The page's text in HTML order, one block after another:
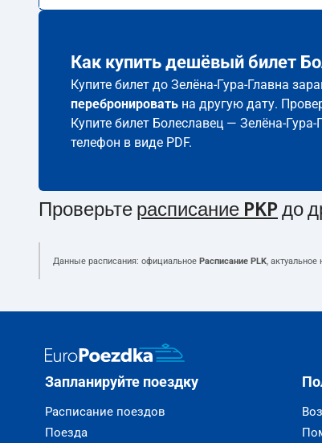
Как купить дешёвый билет
Купите билет до Зелёна-Гура-Главна
перебронировать на другую дату.
Купите билет Болеславец — Зелёна-Гура-
телефон в виде PDF.
Проверьте расписание PKP до
Данные расписания: официальное Расписание PLK, актуальное
Запланируйте поездку
Расписание поездов
Поезда